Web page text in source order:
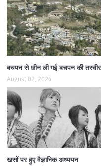
बचपन से छीन ली गई बचपन की तस्वीर
August 02, 2026
खसों पर हुए वैज्ञानिक अध्ययन